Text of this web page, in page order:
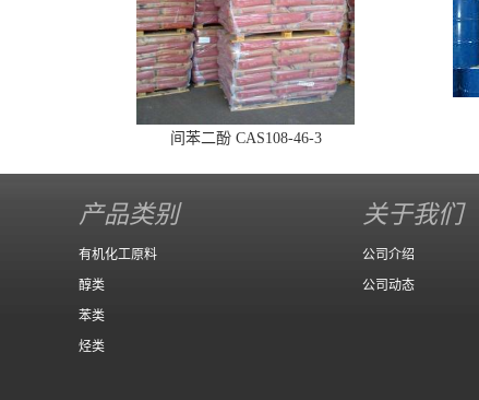
间苯二酚 CAS108-46-3
产品类别
有机化工原料
醇类
苯类
烃类
关于我们
公司介绍
公司动态